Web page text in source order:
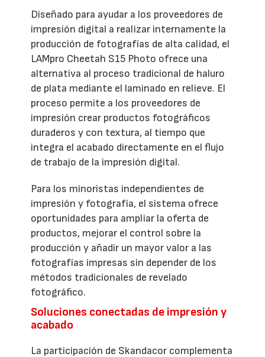
Diseñado para ayudar a los proveedores de
impresión digital a realizar internamente la
producción de fotografías de alta calidad, el
LAMpro Cheetah S15 Photo ofrece una
alternativa al proceso tradicional de haluro
de plata mediante el laminado en relieve. El
proceso permite a los proveedores de
impresión crear productos fotográficos
duraderos y con textura, al tiempo que
integra el acabado directamente en el flujo
de trabajo de la impresión digital.
Para los minoristas independientes de
impresión y fotografía, el sistema ofrece
oportunidades para ampliar la oferta de
productos, mejorar el control sobre la
producción y añadir un mayor valor a las
fotografías impresas sin depender de los
métodos tradicionales de revelado
fotográfico.
Soluciones conectadas de impresión y
acabado
La participación de Skandacor complementa